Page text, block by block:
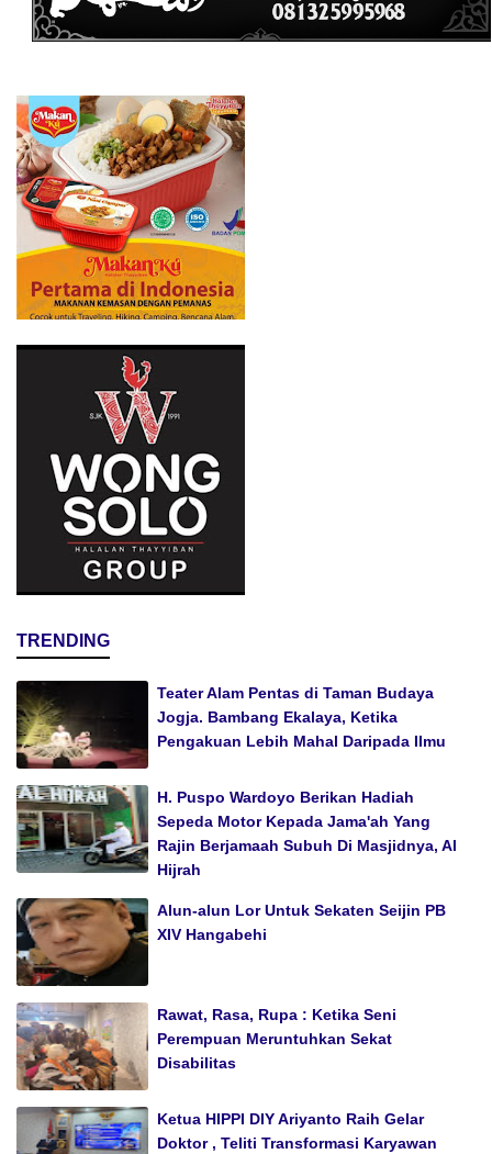
TRENDING
Teater Alam Pentas di Taman Budaya
Jogja. Bambang Ekalaya, Ketika
Pengakuan Lebih Mahal Daripada Ilmu
H. Puspo Wardoyo Berikan Hadiah
Sepeda Motor Kepada Jama'ah Yang
Rajin Berjamaah Subuh Di Masjidnya, Al
Hijrah
Alun-alun Lor Untuk Sekaten Seijin PB
XIV Hangabehi
Rawat, Rasa, Rupa : Ketika Seni
Perempuan Meruntuhkan Sekat
Disabilitas
Ketua HIPPI DIY Ariyanto Raih Gelar
Doktor , Teliti Transformasi Karyawan